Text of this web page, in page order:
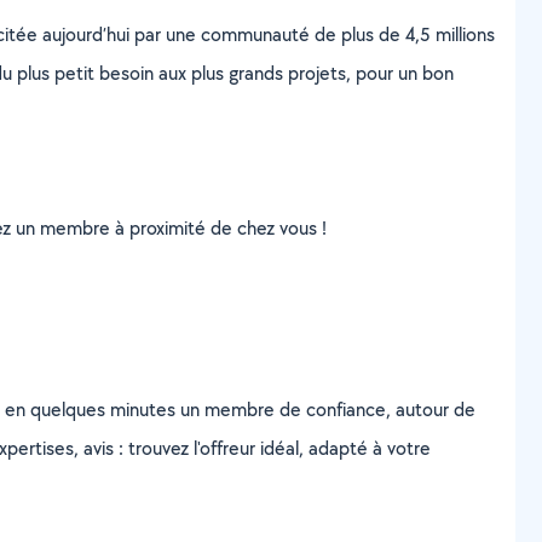
aujourd’hui par une communauté de plus de 4,5 millions
plus petit besoin aux plus grands projets, pour un bon
un membre à proximité de chez vous !
quelques minutes un membre de confiance, autour de
avis : trouvez l'offreur idéal, adapté à votre